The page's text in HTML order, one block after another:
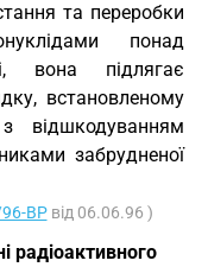
та переробки
понад
вона підлягає
встановленому
відшкодуванням
забрудненої
ВРвід 06.06.96 )
радіоактивного